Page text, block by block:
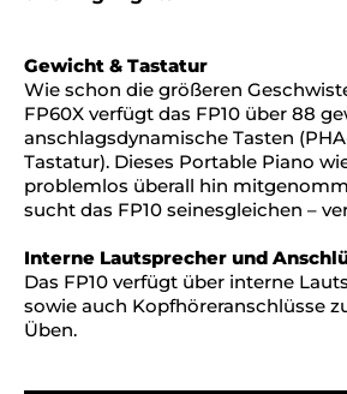
Gewicht & Tastatur
Wie schon die größeren
FP60X verfügt das FP10 über 88
anschlagsdynamische Tasten
Tastatur). Dieses Portable Piano
problemlos überall hin
sucht das FP10 seinesgleichen –
Interne Lautsprecher und
Das FP10 verfügt über interne
sowie auch Kopfhöreranschlüsse
Üben.